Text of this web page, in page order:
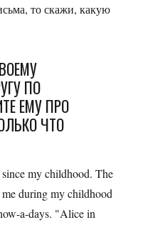
то скажи, какую
ПО
ЕМУ ПРО
ЧТО
my childhood. The
during my childhood
a-days. "Alice in